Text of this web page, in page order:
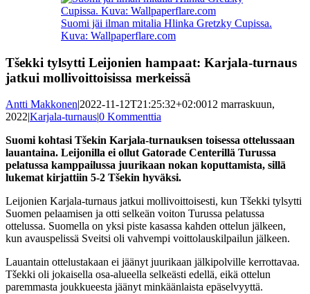
Suomi jäi ilman mitalia Hlinka Gretzky Cupissa.
Kuva: Wallpaperflare.com
Tšekki tylsytti Leijonien hampaat: Karjala-turnaus
jatkui mollivoittoisissa merkeissä
Antti Makkonen|2022-11-12T21:25:32+02:0012 marraskuun,
2022|Karjala-turnaus|0 Kommenttia
Suomi kohtasi Tšekin Karjala-turnauksen toisessa ottelussaan
lauantaina. Leijonilla ei ollut Gatorade Centerillä Turussa
pelatussa kamppailussa juurikaan nokan koputtamista, sillä
lukemat kirjattiin 5-2 Tšekin hyväksi.
Leijonien Karjala-turnaus jatkui mollivoittoisesti, kun Tšekki tylsytti
Suomen pelaamisen ja otti selkeän voiton Turussa pelatussa
ottelussa. Suomella on yksi piste kasassa kahden ottelun jälkeen,
kun avauspelissä Sveitsi oli vahvempi voittolauskilpailun jälkeen.
Lauantain ottelustakaan ei jäänyt juurikaan jälkipolville kerrottavaa.
Tšekki oli jokaisella osa-alueella selkeästi edellä, eikä ottelun
paremmasta joukkueesta jäänyt minkäänlaista epäselvyyttä.